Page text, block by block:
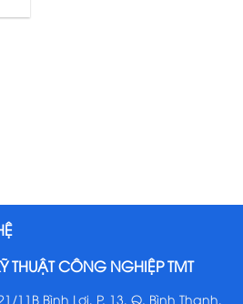
THUẬT CÔNG NGHIỆP TMT
11B Bình Lợi, P. 13, Q. Bình Thạnh,